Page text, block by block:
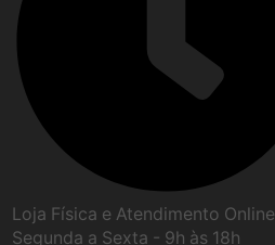
Loja Física e Atendimento Online
Segunda a Sexta - 9h às 18h